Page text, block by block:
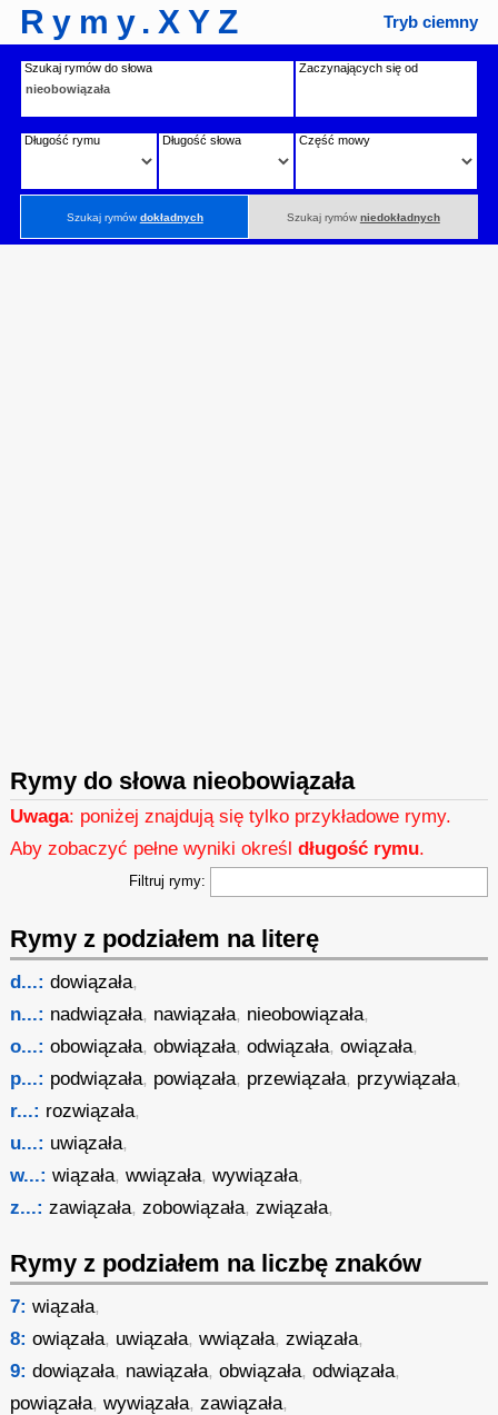
Rymy.XYZ Tryb ciemny
Szukaj rymów do słowa Zaczynających się od
Długość rymu Długość słowa Część mowy
Szukaj rymówdokładnych Szukaj rymów niedokładnych
Rymy do słowa nieobowiązała
Uwaga: poniżej znajdują się tylko przykładowe rymy.
Aby zobaczyć pełne wyniki określdługość rymu.
Filtruj rymy:
Rymy z podziałem na literę
d...: dowiązała,
n...: nadwiązała, nawiązała, nieobowiązała,
o...: obowiązała,obwiązała,odwiązała,owiązała,
p...: podwiązała, powiązała, przewiązała, przywiązała,
r...: rozwiązała,
u...: uwiązała,
w...: wiązała,wwiązała,wywiązała,
z...: zawiązała,zobowiązała,związała,
Rymy z podziałem na liczbę znaków
7: wiązała,
8: owiązała, uwiązała,wwiązała,związała,
9: dowiązała, nawiązała,obwiązała,odwiązała,
powiązała,wywiązała,zawiązała,